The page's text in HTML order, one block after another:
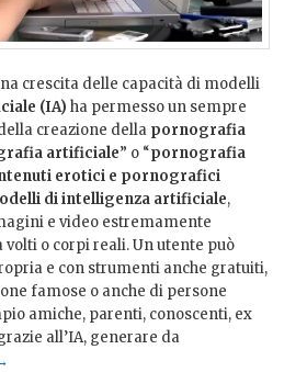
crescita delle capacità di modelli
(IA) ha permesso un sempre
creazione della pornografia
artificiale” o “pornografia
erotici e pornografici
di intelligenza artificiale,
e video estremamente
o corpi reali. Un utente può
e con strumenti anche gratuiti,
famose o anche di persone
amiche, parenti, conoscenti, ex
all’IA, generare da